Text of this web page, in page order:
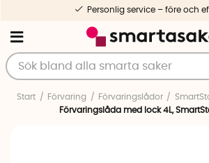
Personlig service – före och
Start Förvaring Förvaringslådor
Förvaringslåda med lock 4L,